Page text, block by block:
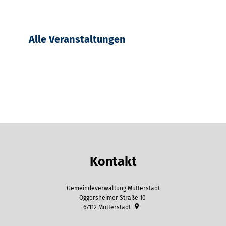
Alle Veranstaltungen
Kontakt
Gemeindeverwaltung Mutterstadt
Oggersheimer Straße 10
67112 Mutterstadt